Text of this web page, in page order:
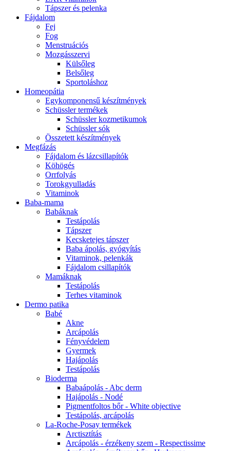
Tápszer és pelenka
Fájdalom
Fej
Fog
Menstruációs
Mozgásszervi
Külsőleg
Belsőleg
Sportoláshoz
Homeopátia
Egykomponensű készítmények
Schüssler termékek
Schüssler kozmetikumok
Schüssler sók
Összetett készítmények
Megfázás
Fájdalom és lázcsillapítók
Köhögés
Orrfolyás
Torokgyulladás
Vitaminok
Baba-mama
Babáknak
Testápolás
Tápszer
Kecsketejes tápszer
Baba ápolás, gyógyítás
Vitaminok, pelenkák
Fájdalom csillapítók
Mamáknak
Testápolás
Terhes vitaminok
Dermo patika
Babé
Akne
Arcápolás
Fényvédelem
Gyermek
Hajápolás
Testápolás
Bioderma
Babaápolás - Abc derm
Hajápolás - Nodé
Pigmentfoltos bőr - White objective
Testápolás, arcápolás
La-Roche-Posay termékek
Arctisztítás
Arcápolás - érzékeny szem - Respectissime